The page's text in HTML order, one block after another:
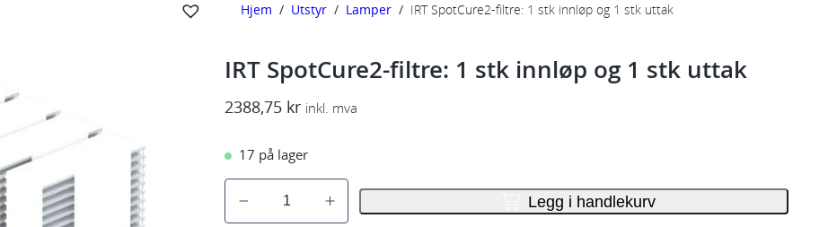
Hjem / Utstyr / Lamper / IRT SpotCure2-filtre: 1 stk innløp og 1 stk uttak
IRT SpotCure2-filtre: 1 stk innløp og 1 stk uttak
2388,75 kr inkl. mva
17 på lager
R
Legg i handlekurv